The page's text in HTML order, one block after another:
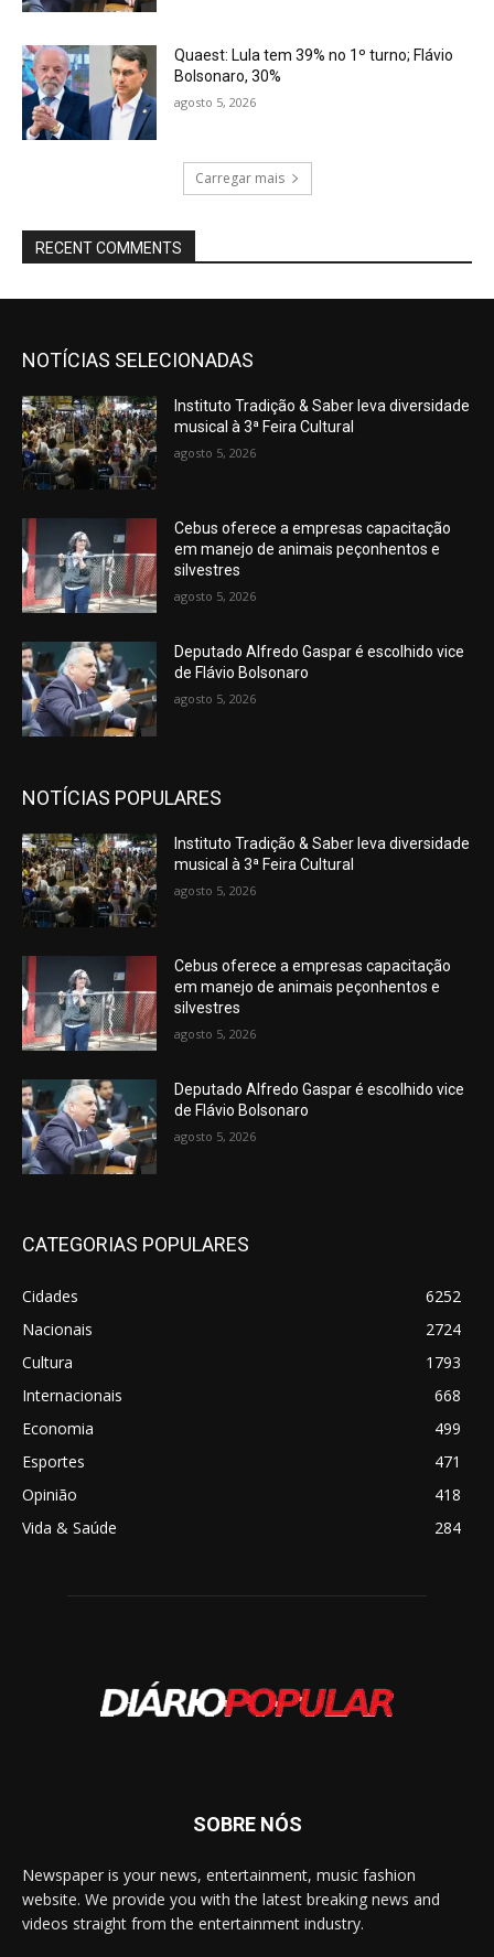
Quaest: Lula tem 39% no 1º turno; Flávio
Bolsonaro, 30%
agosto 5, 2026
Carregar mais
RECENT COMMENTS
NOTÍCIAS SELECIONADAS
Instituto Tradição & Saber leva diversidade
musical à 3ª Feira Cultural
agosto 5, 2026
Cebus oferece a empresas capacitação
em manejo de animais peçonhentos e
silvestres
agosto 5, 2026
Deputado Alfredo Gaspar é escolhido vice
de Flávio Bolsonaro
agosto 5, 2026
NOTÍCIAS POPULARES
Instituto Tradição & Saber leva diversidade
musical à 3ª Feira Cultural
agosto 5, 2026
Cebus oferece a empresas capacitação
em manejo de animais peçonhentos e
silvestres
agosto 5, 2026
Deputado Alfredo Gaspar é escolhido vice
de Flávio Bolsonaro
agosto 5, 2026
CATEGORIAS POPULARES
Cidades
6252
Nacionais
2724
Cultura
1793
Internacionais
668
Economia
499
Esportes
471
Opinião
418
Vida & Saúde
284
SOBRE NÓS
Newspaper is your news, entertainment, music fashion
website. We provide you with the latest breaking news and
videos straight from the entertainment industry.